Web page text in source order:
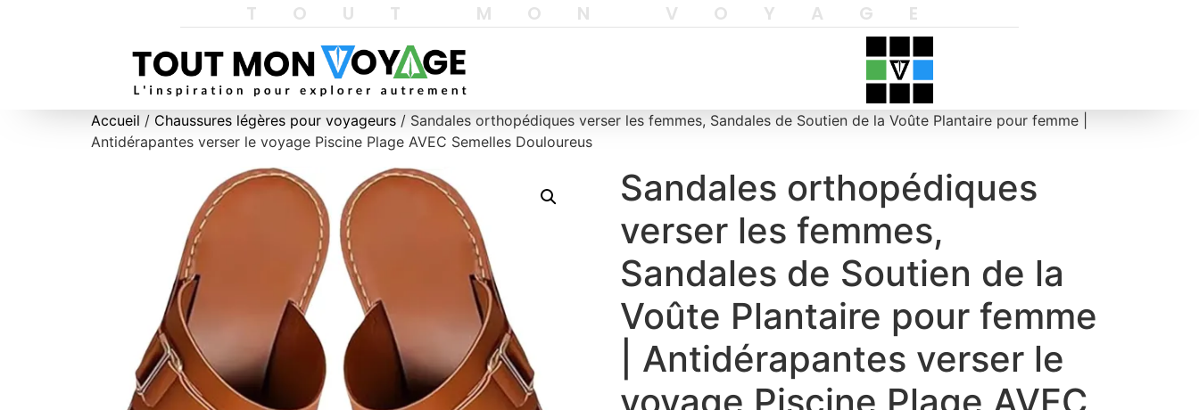
TOUT MON VOYAGE
Accueil / Chaussures légères pour voyageurs / Sandales orthopédiques verser les femmes, Sandales de Soutien de la Voûte Plantaire pour femme |
Antidérapantes verser le voyage Piscine Plage AVEC Semelles Douloureus
Sandales orthopédiques
verser les femmes,
Sandales de Soutien de la
Voûte Plantaire pour femme
| Antidérapantes verser le
voyage Piscine Plage AVEC